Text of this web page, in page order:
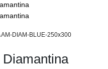
AM-DIAM-BLUE-250x300
Diamantina